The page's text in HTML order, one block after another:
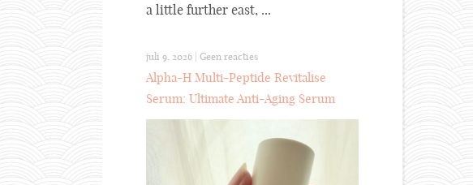
a little further east, ...
juli 9, 2026 | Geen reacties
Alpha-H Multi-Peptide Revitalise
Serum: Ultimate Anti-Aging Serum